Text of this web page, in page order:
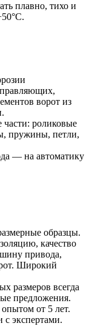
плавно, тихо и
ворот из
части: роликовые
пружины, петли,
— на автоматику
образцы.
качество
привода,
Широкий
размеров всегда
предложения.
от 5 лет.
с экспертами.